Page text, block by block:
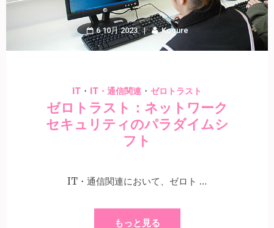
6 10月 2023 Kogure
IT ・ IT・通信関連 ・ ゼロトラスト
ゼロトラスト：ネットワーク
セキュリティのパラダイムシ
フト
IT・通信関連において、ゼロト …
もっと見る